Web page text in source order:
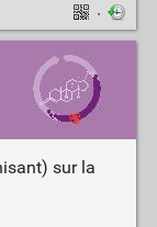
·
sur la